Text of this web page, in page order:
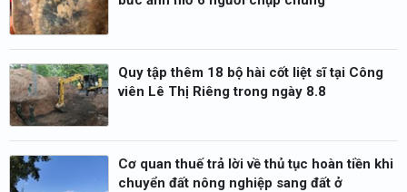
Quy tập thêm 18 bộ hài cốt liệt sĩ tại Công
viên Lê Thị Riêng trong ngày 8.8
Cơ quan thuế trả lời về thủ tục hoàn tiền khi
chuyển đất nông nghiệp sang đất ở